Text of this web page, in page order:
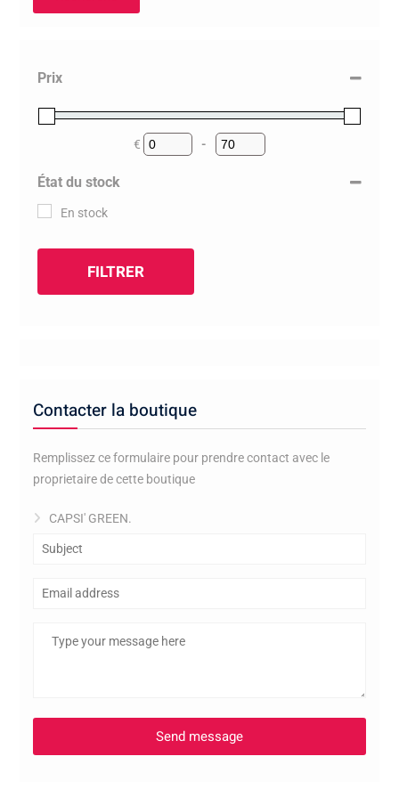
Prix
€
Minimum Price
-
Maximum Price
État du stock
En stock
FILTRER
Contacter la boutique
Remplissez ce formulaire pour prendre contact avec le
proprietaire de cette boutique
CAPSI' GREEN.